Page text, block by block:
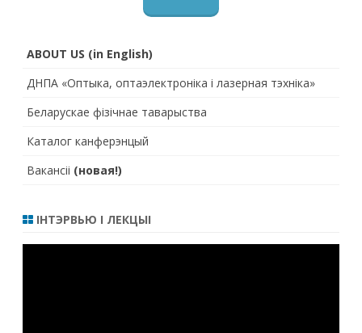
ABOUT US (in English)
ДНПА «Оптыка, оптаэлектроніка і лазерная тэхніка»
Беларускае фізічнае таварыства
Каталог канферэнцый
Вакансіі (новая!)
ІНТЭРВЬЮ І ЛЕКЦЫІ